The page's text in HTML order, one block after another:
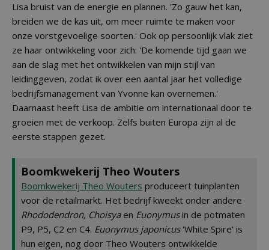
Lisa bruist van de energie en plannen. 'Zo gauw het kan,
breiden we de kas uit, om meer ruimte te maken voor
onze vorstgevoelige soorten.' Ook op persoonlijk vlak ziet
ze haar ontwikkeling voor zich: 'De komende tijd gaan we
aan de slag met het ontwikkelen van mijn stijl van
leidinggeven, zodat ik over een aantal jaar het volledige
bedrijfsmanagement van Yvonne kan overnemen.'
Daarnaast heeft Lisa de ambitie om internationaal door te
groeien met de verkoop. Zelfs buiten Europa zijn al de
eerste stappen gezet.
Boomkwekerij Theo Wouters
Boomkwekerij Theo Wouters produceert tuinplanten
voor de retailmarkt. Het bedrijf kweekt onder andere
Rhododendron, Choisyaen Euonymusin de potmaten
P9, P5, C2 en C4. Euonymus japonicus'White Spire' is
hun eigen, nog door Theo Wouters ontwikkelde